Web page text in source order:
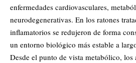
enfermedades cardiovasculares,
neurodegenerativas. En los ratones
inflamatorios se redujeron de forma
un entorno biológico más estable a
Desde el punto de vista metabólico, los